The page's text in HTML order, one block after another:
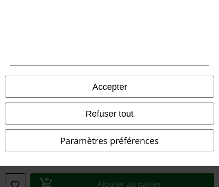
Accepter
Refuser tout
Paramètres préférences
Ajouter au panier
Boutiques en ligne EMP
EMP International
EMP Deutschland